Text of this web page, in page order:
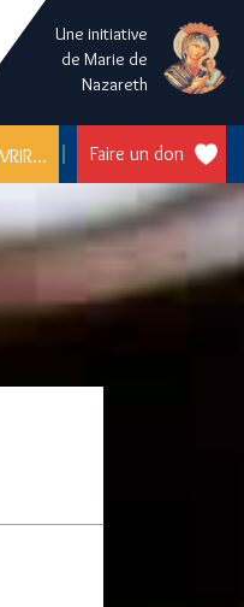
Une initiative
de Marie de
Nazareth
Faire un don